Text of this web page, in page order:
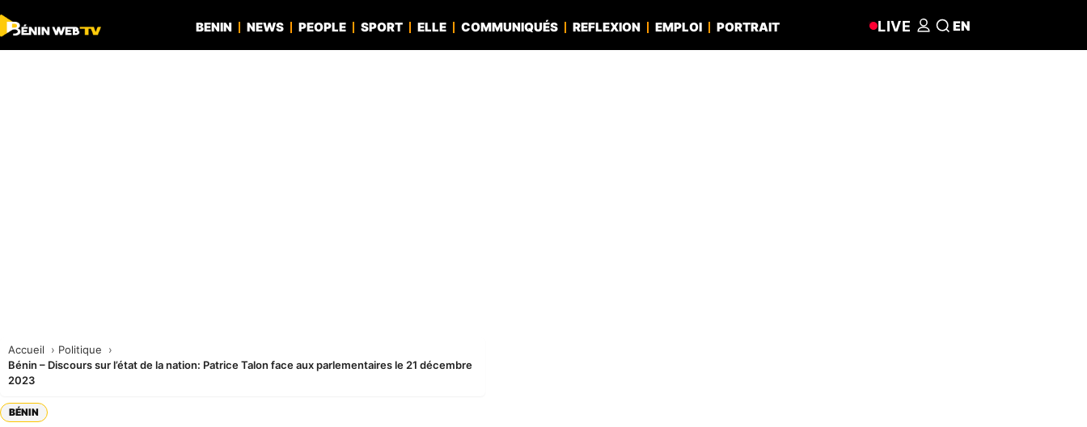
BENIN NEWS PEOPLE SPORT ELLE COMMUNIQUÉS REFLEXION EMPLOI PORTRAIT LIVE EN
Accueil
Politique
Bénin – Discours sur l’état de la nation: Patrice Talon face aux parlementaires le 21 décembre
2023
BÉNIN